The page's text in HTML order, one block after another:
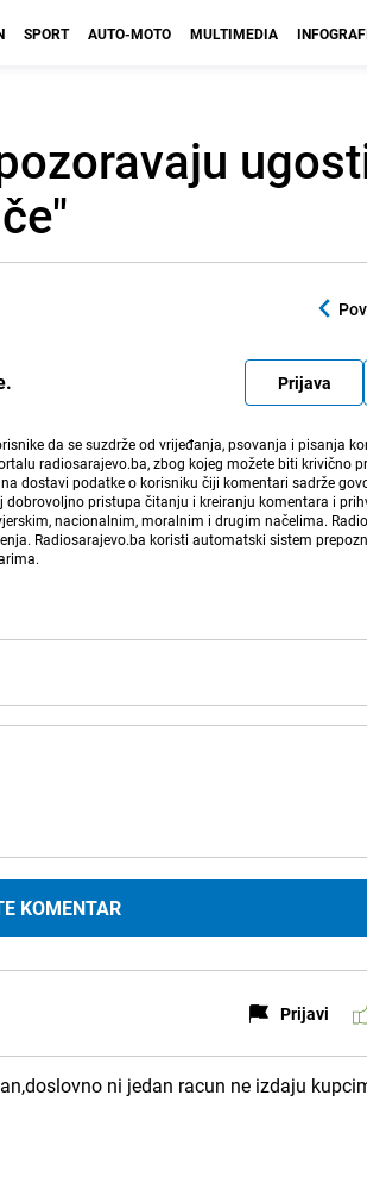
SPORT AUTO-MOTO MULTIMEDIA
Prijava
da se suzdrže od vrijeđanja, psovanja i pisanja
radiosarajevo.ba, zbog kojeg možete biti krivično
dostavi podatke o korisniku čiji komentari sadrže
pristupa čitanju i kreiranju komentara i
nacionalnim, moralnim i drugim načelima.
Radiosarajevo.ba koristi automatski sistem
KOMENTAR
Prijavi
ni jedan racun ne izdaju